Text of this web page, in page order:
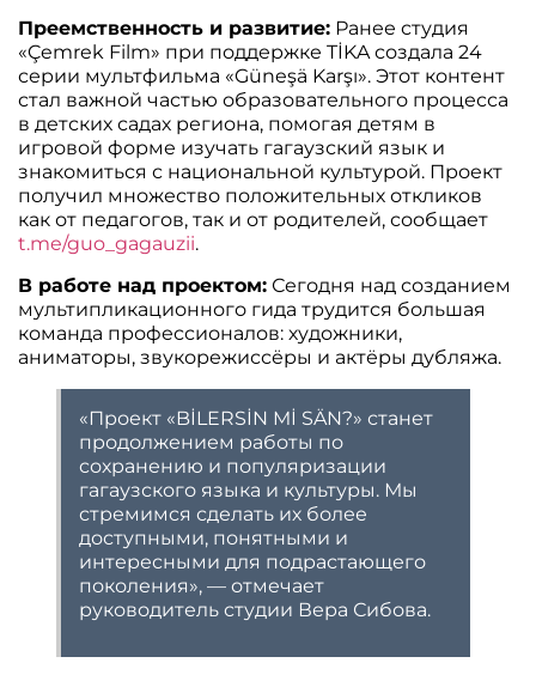
Преемственность и развитие: Ранее студия
«Çemrek Film» при поддержке TİKA создала 24
серии мультфильма «Güneşä Karşı». Этот контент
стал важной частью образовательного процесса
в детских садах региона, помогая детям в
игровой форме изучать гагаузский язык и
знакомиться с национальной культурой. Проект
получил множество положительных откликов
как от педагогов, так и от родителей, сообщает
t.me/guo_gagauzii.
В работе над проектом: Сегодня над созданием
мультипликационного гида трудится большая
команда профессионалов: художники,
аниматоры, звукорежиссёры и актёры дубляжа.
«Проект «BİLERSİN Mİ SÄN?» станет
продолжением работы по
сохранению и популяризации
гагаузского языка и культуры. Мы
стремимся сделать их более
доступными, понятными и
интересными для подрастающего
поколения», — отмечает
руководитель студии Вера Сибова.